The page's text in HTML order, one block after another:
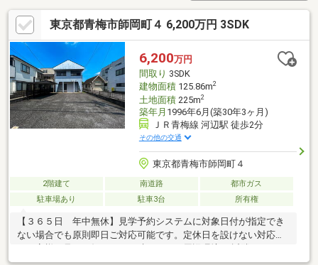
東京都青梅市師岡町４ 6,200万円 3SDK
6,200万円
間取り 3SDK
建物面積125.86m2
土地面積225m2
築年月 1996年6月(築30年3ヶ月)
ＪＲ青梅線 河辺駅 徒歩2分
その他の交通
東京都青梅市師岡町４
2階建て 南道路
都市ガス
駐車場あり
駐車3台 所有権
【３６５日 年中無休】見学予約システムに対象日付が指定でき
ない場合でも原則即日ご対応可能です。定休日を設けない対応力
パーやコンビニ、教育施設が揃う生活利便性の高いエリア。子育